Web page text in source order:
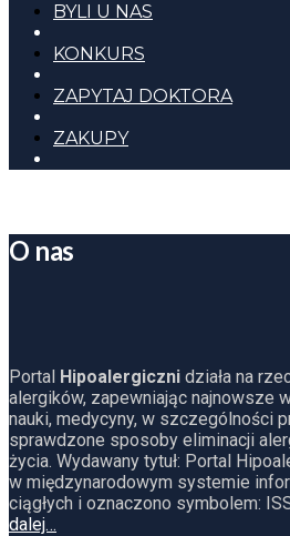
BYLI U NAS
KONKURS
ZAPYTAJ DOKTORA
ZAKUPY
O nas
Portal Hipoalergiczni działa na
alergików, zapewniając najnowsze
nauki, medycyny, w szczególności
sprawdzone sposoby eliminacji
życia. Wydawany tytuł: Portal
w międzynarodowym systemie
ciągłych i oznaczono symbolem:
dalej…